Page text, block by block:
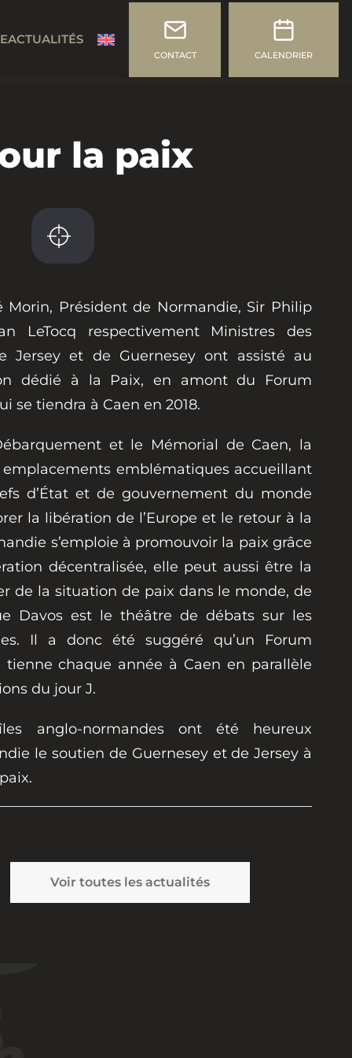
ACTUALITÉS
CONTACT CALENDRIER
la paix
Morin, Président de Normandie, Sir Philip
LeTocq respectivement Ministres des
Jersey et de Guernesey ont assisté au
dédié à la Paix, en amont du Forum
se tiendra à Caen en 2018.
et le Mémorial de Caen, la
emblématiques accueillant
d’État et de gouvernement du monde
la libération de l’Europe et le retour à la
s’emploie à promouvoir la paix grâce
décentralisée, elle peut aussi être la
de la situation de paix dans le monde, de
Davos est le théâtre de débats sur les
Il a donc été suggéré qu’un Forum
chaque année à Caen en parallèle
du jour J.
anglo-normandes ont été heureux
le soutien de Guernesey et de Jersey à
Voir toutes les actualités